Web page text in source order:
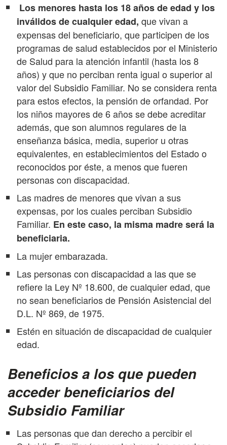
Los menores hasta los 18 años de edad y los
inválidos de cualquier edad, que vivan a
expensas del beneficiario, que participen de los
programas de salud establecidos por el Ministerio
de Salud para la atención infantil (hasta los 8
años) y que no perciban renta igual o superior al
valor del Subsidio Familiar. No se considera renta
para estos efectos, la pensión de orfandad. Por
los niños mayores de 6 años se debe acreditar
además, que son alumnos regulares de la
enseñanza básica, media, superior u otras
equivalentes, en establecimientos del Estado o
reconocidos por éste, a menos que fueren
personas con discapacidad.
Las madres de menores que vivan a sus
expensas, por los cuales perciban Subsidio
Familiar. En este caso, la misma madre será la
beneficiaria.
La mujer embarazada.
Las personas con discapacidad a las que se
refiere la Ley Nº 18.600, de cualquier edad, que
no sean beneficiarios de Pensión Asistencial del
D.L. Nº 869, de 1975.
Estén en situación de discapacidad de cualquier
edad.
Beneficios a los que pueden
acceder beneficiarios del
Subsidio Familiar
Las personas que dan derecho a percibir el